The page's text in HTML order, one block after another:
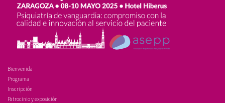
Bienvenida
Programa
Inscripción
Patrocinio y exposición